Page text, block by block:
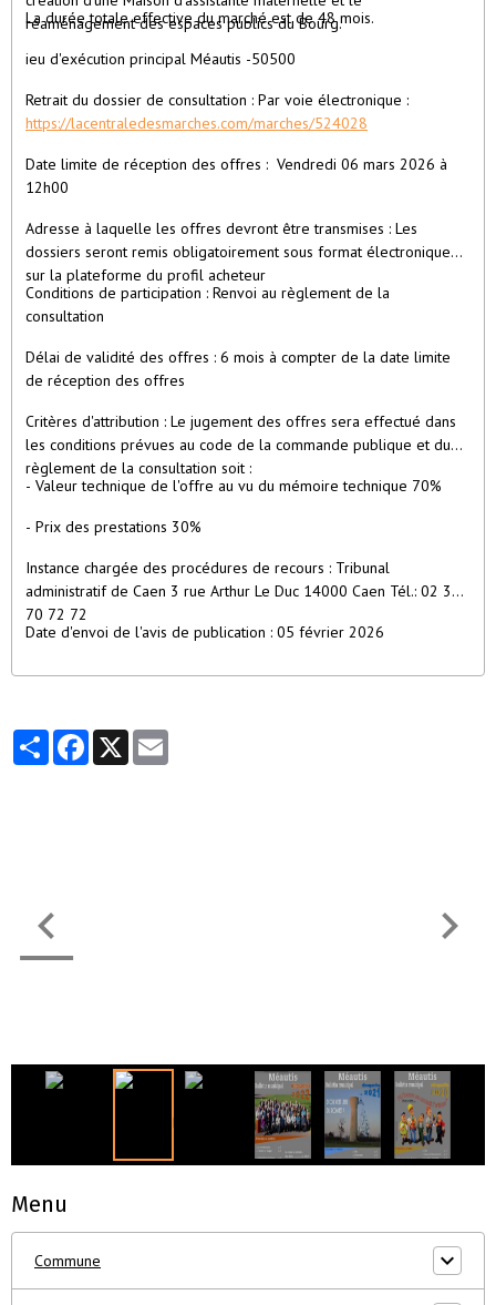
réaménagement des espaces publics du Bourg.
La durée totale effective du marché est de 48 mois.
ieu d'exécution principal Méautis -50500
Retrait du dossier de consultation : Par voie électronique :
https://lacentraledesmarches.com/marches/524028
Date limite de réception des offres : Vendredi 06 mars 2026 à
12h00
Adresse à laquelle les offres devront être transmises : Les
dossiers seront remis obligatoirement sous format électronique
sur la plateforme du profil acheteur
Conditions de participation : Renvoi au règlement de la
consultation
Délai de validité des offres : 6 mois à compter de la date limite
de réception des offres
Critères d'attribution : Le jugement des offres sera effectué dans
les conditions prévues au code de la commande publique et du
règlement de la consultation soit :
- Valeur technique de l'offre au vu du mémoire technique 70%
- Prix des prestations 30%
Instance chargée des procédures de recours : Tribunal
administratif de Caen 3 rue Arthur Le Duc 14000 Caen Tél.: 02 31
70 72 72
Date d'envoi de l'avis de publication : 05 février 2026
PartagerFacebook
X
Menu
Commune